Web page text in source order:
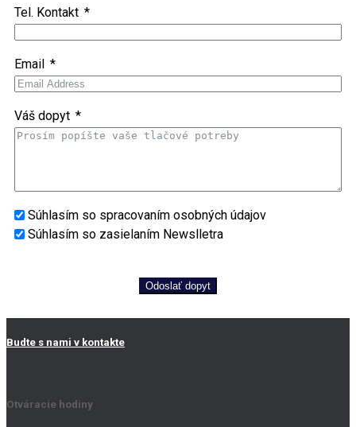
Tel. Kontakt
Email
Váš dopyt
Súhlasím so spracovaním osobných údajov
Súhlasím so zasielaním Newslletra
Odoslať dopyt
Budte s nami v kontakte
Otváracie hodiny